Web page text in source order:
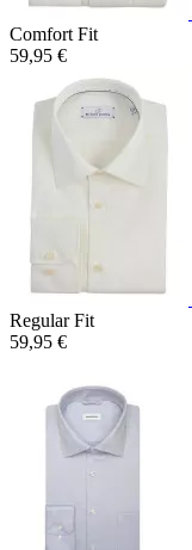
Comfort Fit
59,95 €
Regular Fit
59,95 €